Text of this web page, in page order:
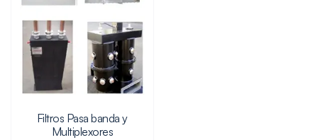
Filtros Pasa banda y
Multiplexores